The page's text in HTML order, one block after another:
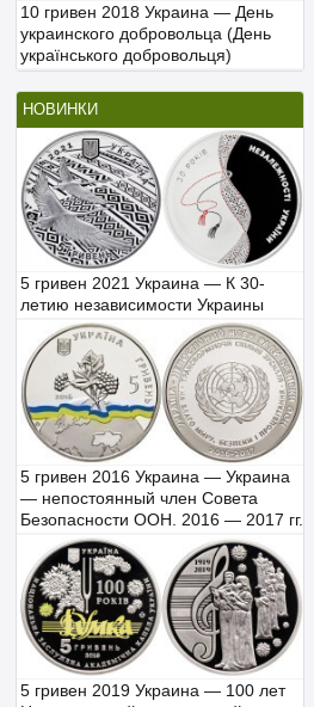
10 гривен 2018 Украина — День
украинского добровольца (День
українського добровольця)
НОВИНКИ
5 гривен 2021 Украина — К 30-
летию независимости Украины
5 гривен 2016 Украина — Украина
— непостоянный член Совета
Безопасности ООН. 2016 — 2017 гг.
5 гривен 2019 Украина — 100 лет